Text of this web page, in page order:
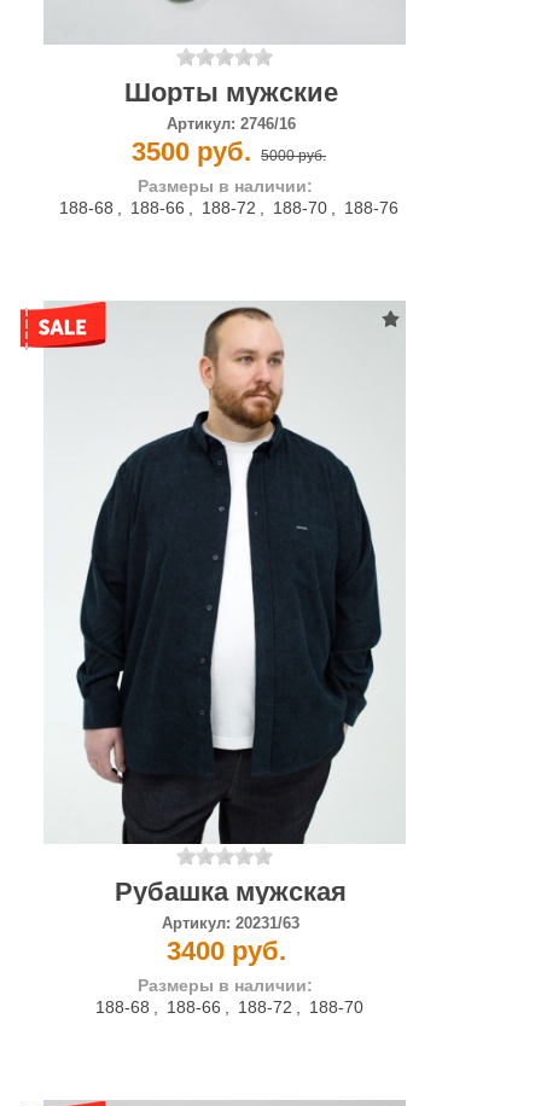
Шорты мужские
Артикул: 2746/16
3500 руб. 5000 руб.
Размеры в наличии:
188-68
188-66 188-72 188-70 188-76
Рубашка мужская
Артикул: 20231/63
3400 руб.
Размеры в наличии:
188-68 , 188-66 , 188-72 , 188-70